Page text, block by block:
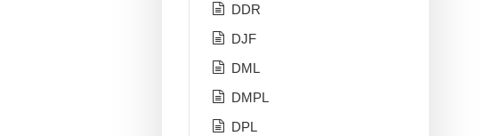
DDR
DJF
DML
DMPL
DPL